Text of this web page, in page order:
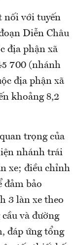
nối với tuyến
Diễn Châu
địa phận xã
700 (nhánh
địa phận xã
khoảng 8,2
trọng của
nhánh trái
xe; điều chỉnh
đảm bảo
3 làn xe theo
và đường
đáp ứng tổng